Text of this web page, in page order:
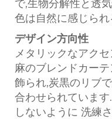
で,生物分解性と透
色は自然に感じら
デザイン方向性
メタリックなアク
麻のブレンドカー
飾られ,炭黒のリブ
合わせられていま
しないように 洗練